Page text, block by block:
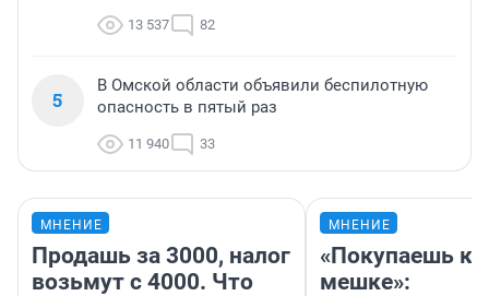
13 537 82
5
В Омской области объявили беспилотную
опасность в пятый раз
11 940 33
МНЕНИЕ
Продашь за 3000, налог
возьмут с 4000. Что
МНЕНИЕ
«Покупаешь
мешке»: